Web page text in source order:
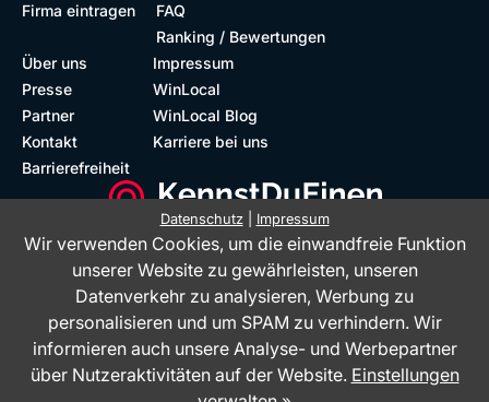
Firma eintragen
FAQ
Ranking / Bewertungen
Über uns
Presse
Partner
Kontakt
Barrierefreiheit
Impressum
WinLocal
WinLocal Blog
Karriere bei uns
Datenschutz| Impressum
Wir verwenden Cookies, um die einwandfreie Funktion
unserer Website zu gewährleisten, unseren
Datenverkehr zu analysieren, Werbung zu
personalisieren und um SPAM zu verhindern. Wir
informieren auch unsere Analyse- und Werbepartner
über Nutzeraktivitäten auf der Website. Einstellungen